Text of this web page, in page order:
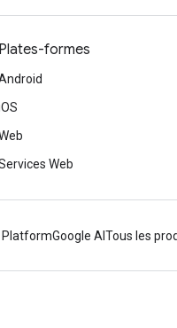
Plates-formes
Web
PlatformGoogle AI Tous les